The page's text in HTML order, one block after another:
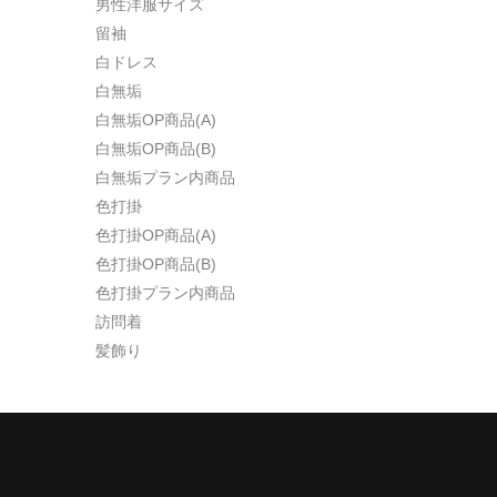
男性洋服サイズ
留袖
白ドレス
白無垢
白無垢OP商品(A)
白無垢OP商品(B)
白無垢プラン内商品
色打掛
色打掛OP商品(A)
色打掛OP商品(B)
色打掛プラン内商品
訪問着
髪飾り